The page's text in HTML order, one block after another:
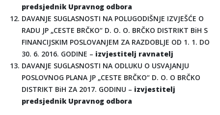
predsjednik Upravnog odbora
DAVANJE SUGLASNOSTI NA POLUGODIŠNJE IZVJEŠĆE O
RADU JP „CESTE BRČKO“ D. O. O. BRČKO DISTRIKT BiH S
FINANCIJSKIM POSLOVANJEM ZA RAZDOBLJE OD 1. 1. DO
30. 6. 2016. GODINE – izvjestitelj ravnatelj
DAVANJE SUGLASNOSTI NA ODLUKU O USVAJANJU
POSLOVNOG PLANA JP „CESTE BRČKO“ D. O. O BRČKO
DISTRIKT BiH ZA 2017. GODINU – izvjestitelj
predsjednik Upravnog odbora